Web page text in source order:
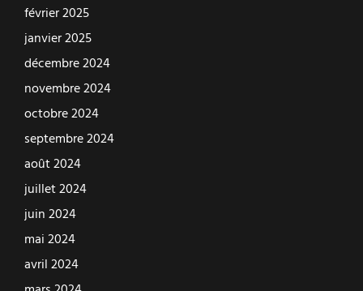
février 2025
janvier 2025
décembre 2024
novembre 2024
octobre 2024
septembre 2024
août 2024
juillet 2024
juin 2024
mai 2024
avril 2024